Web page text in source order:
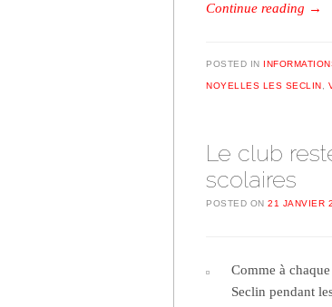
Continue reading →
POSTED IN
NOYELLES LES SECLIN
Le club
scolaires
POSTED ON 21 JANVIER
Comme à
Seclin pendant